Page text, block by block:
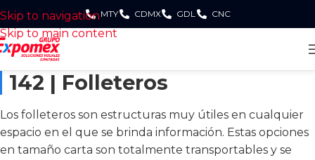
Skip to navigation
Skip to main content
MTY CDMX GDL CNC
142 | Folleteros
Los folleteros son estructuras muy útiles en cualquier
espacio en el que se brinda información. Estas opciones
en tamaño carta son totalmente transportables y se